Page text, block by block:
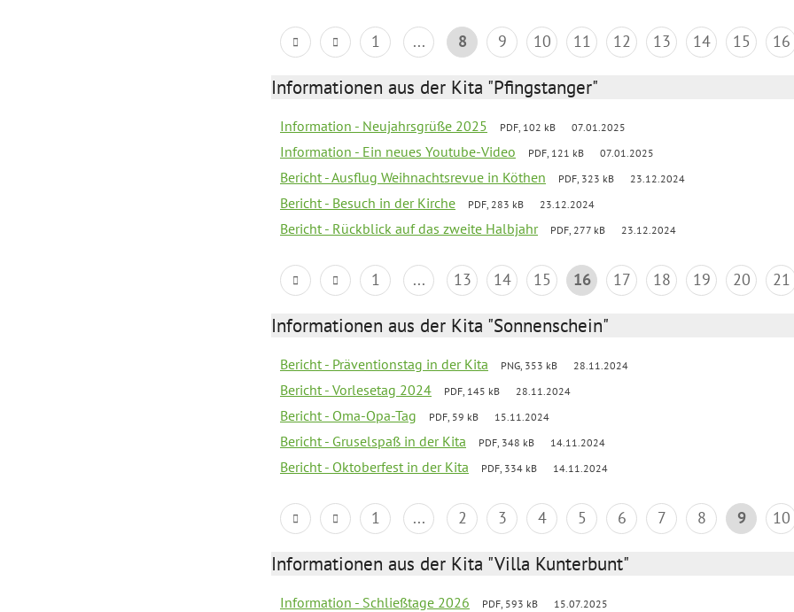
1 ... 8 9 10 11 12 13 14 15 16
Informationen aus der Kita "Pfingstanger"
Information - Neujahrsgrüße 2025 PDF, 102 kB 07.01.2025
Information - Ein neues Youtube-Video PDF, 121 kB 07.01.2025
Bericht - Ausflug Weihnachtsrevue in Köthen PDF, 323 kB 23.12.2024
Bericht - Besuch in der Kirche PDF, 283 kB 23.12.2024
Bericht - Rückblick auf das zweite Halbjahr PDF, 277 kB 23.12.2024
1 ... 13 14 15 16 17 18 19 20 21
Informationen aus der Kita "Sonnenschein"
Bericht - Präventionstag in der Kita PNG, 353 kB 28.11.2024
Bericht - Vorlesetag 2024 PDF, 145 kB 28.11.2024
Bericht - Oma-Opa-Tag PDF, 59 kB 15.11.2024
Bericht - Gruselspaß in der Kita PDF, 348 kB 14.11.2024
Bericht - Oktoberfest in der Kita PDF, 334 kB 14.11.2024
1 ... 2 3 4 5 6 7 8 9 10
Informationen aus der Kita "Villa Kunterbunt"
Information - Schließtage 2026 PDF, 593 kB 15.07.2025